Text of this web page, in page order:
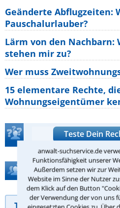
anwalt-suchservice.de
Funktionsfähigkeit unserer
Außerdem setzen wir zur
Website im Sinne der Nutzer
dem Klick auf den Button
der Verwendung der von uns
Geänderte Abflugzeiten:
Pauschalurlauber?
Lärm von den Nachbarn:
stehen mir zu?
Wer muss
15 elementare Rechte,
Wohnungseigentümer
Teste Dein
Hilfe bei Ihrer
Telefonhilfe